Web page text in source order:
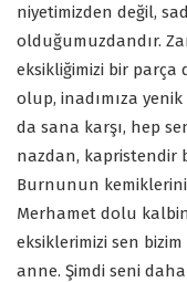
niyetimizden değil,
olduğumuzdandır.
eksikliğimizi bir parça
olup, inadımıza
da sana karşı, hep
nazdan, kapristendir
Burnunun kemiklerini
Merhamet dolu
eksiklerimizi sen
anne. Şimdi seni